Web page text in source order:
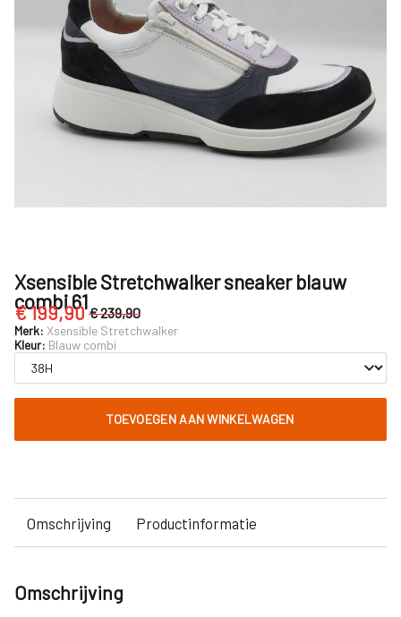
Nijhuisschoenen
Xsensible Stretchwalker sneaker blauw
combi 61
€ 199,90 € 239,90
Merk: Xsensible Stretchwalker
Kleur: Blauw combi
TOEVOEGEN AAN WINKELWAGEN
Omschrijving Productinformatie
Omschrijving